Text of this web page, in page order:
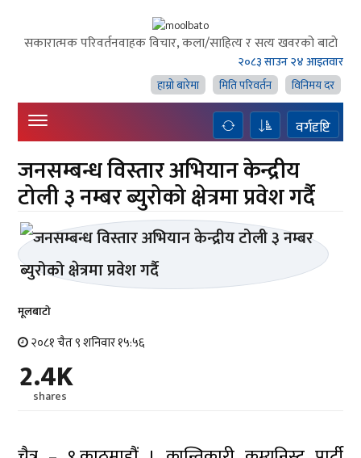
सकारात्मक परिवर्तनवाहक विचार, कला/साहित्य र सत्य खवरको बाटाे
२०८३ साउन २४ आइतवार
हाम्राे बारेमा
मिति परिवर्तन विनिमय दर
वर्गदृष्टि
जनसम्बन्ध विस्तार अभियान केन्द्रीय
टोली ३ नम्बर ब्युरोको क्षेत्रमा प्रवेश गर्दै
मूलबाटाे
२०८१ चैत ९ शनिवार १५:५६
2.4K
shares